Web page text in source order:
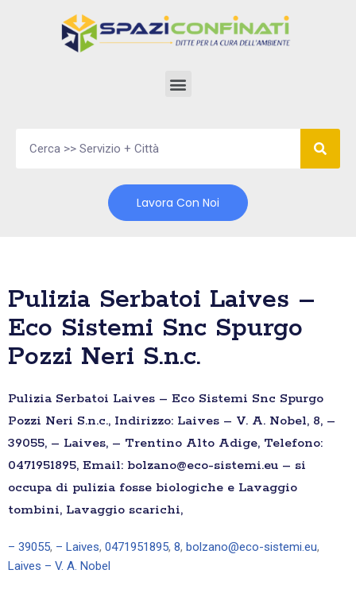
Lavora Con Noi
Pulizia Serbatoi Laives –
Eco Sistemi Snc Spurgo
Pozzi Neri S.n.c.
Pulizia Serbatoi Laives – Eco Sistemi Snc Spurgo
Pozzi Neri S.n.c., Indirizzo: Laives – V. A. Nobel, 8, –
39055, – Laives, – Trentino Alto Adige, Telefono:
0471951895, Email: bolzano@eco-sistemi.eu – si
occupa di pulizia fosse biologiche e Lavaggio
tombini, Lavaggio scarichi,
– 39055, – Laives, 0471951895, 8, bolzano@eco-sistemi.eu,
Laives – V. A. Nobel